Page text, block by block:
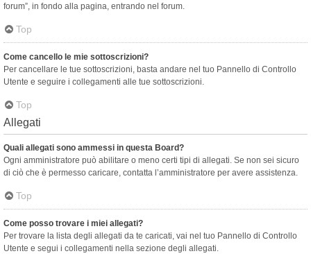
forum”, in fondo alla pagina, entrando nel forum.
Top
Come cancello le mie sottoscrizioni?
Per cancellare le tue sottoscrizioni, basta andare nel tuo Pannello di Controllo
Utente e seguire i collegamenti alle tue sottoscrizioni.
Top
Allegati
Quali allegati sono ammessi in questa Board?
Ogni amministratore può abilitare o meno certi tipi di allegati. Se non sei sicuro
di ciò che è permesso caricare, contatta l’amministratore per avere assistenza.
Top
Come posso trovare i miei allegati?
Per trovare la lista degli allegati da te caricati, vai nel tuo Pannello di Controllo
Utente e segui i collegamenti nella sezione degli allegati.